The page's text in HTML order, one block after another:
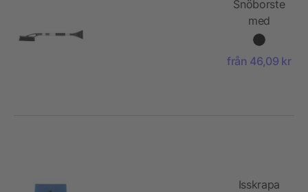
Snöborste
med
isskrapa
från 46,09 kr
Isskrapa